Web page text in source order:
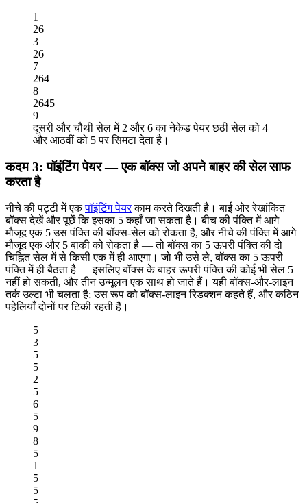
1
26
3
26
7
264
8
2645
9
दूसरी और चौथी सेल में 2 और 6 का नेकेड पेयर छठी सेल को 4
और आठवीं को 5 पर सिमटा देता है।
कदम 3: पॉइंटिंग पेयर — एक बॉक्स जो अपने बाहर की सेल साफ
करता है
नीचे की पट्टी में एकपॉइंटिंग पेयरकाम करते दिखती है। बाईं ओर रेखांकित
बॉक्स देखें और पूछें कि इसका 5 कहाँ जा सकता है। बीच की पंक्ति में आगे
मौजूद एक 5 उस पंक्ति की बॉक्स-सेल को रोकता है, और नीचे की पंक्ति में आगे
मौजूद एक और 5 बाकी को रोकता है — तो बॉक्स का 5 ऊपरी पंक्ति की दो
चिह्नित सेल में से किसी एक में ही आएगा। जो भी उसे ले, बॉक्स का 5 ऊपरी
पंक्ति में ही बैठता है — इसलिए बॉक्स के बाहर ऊपरी पंक्ति की कोई भी सेल 5
नहीं हो सकती, और तीन उन्मूलन एक साथ हो जाते हैं। यही बॉक्स-और-लाइन
तर्क उल्टा भी चलता है; उस रूप को बॉक्स-लाइन रिडक्शन कहते हैं, और कठिन
पहेलियाँ दोनों पर टिकी रहती हैं।
5
3
5
5
2
5
6
5
9
8
5
1
5
5